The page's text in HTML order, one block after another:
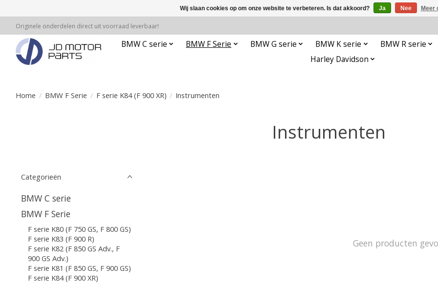
Originele onderdelen direct uit voorraad leverbaar!
BMW C serie BMW F Serie BMW G serie BMW K serie BMW R serie
Harley Davidson
Home / BMW F Serie / F serie K84 (F 900 XR) / Instrumenten
Instrumenten
Categorieën
BMW C serie
BMW F Serie
F serie K80 (F 750 GS, F 800 GS)
F serie K83 (F 900 R)
F serie K82 (F 850 GS Adv., F
900 GS Adv.)
F serie K81 (F 850 GS, F 900 GS)
F serie K84 (F 900 XR)
Geen producten
Wij slaan cookies op om onze website te verbeteren. Is dat akkoord? Ja Nee Meer